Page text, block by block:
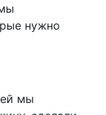
нужно
мы